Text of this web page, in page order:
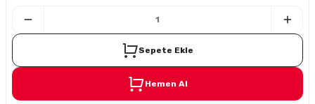
Sepete Ekle
Hemen Al